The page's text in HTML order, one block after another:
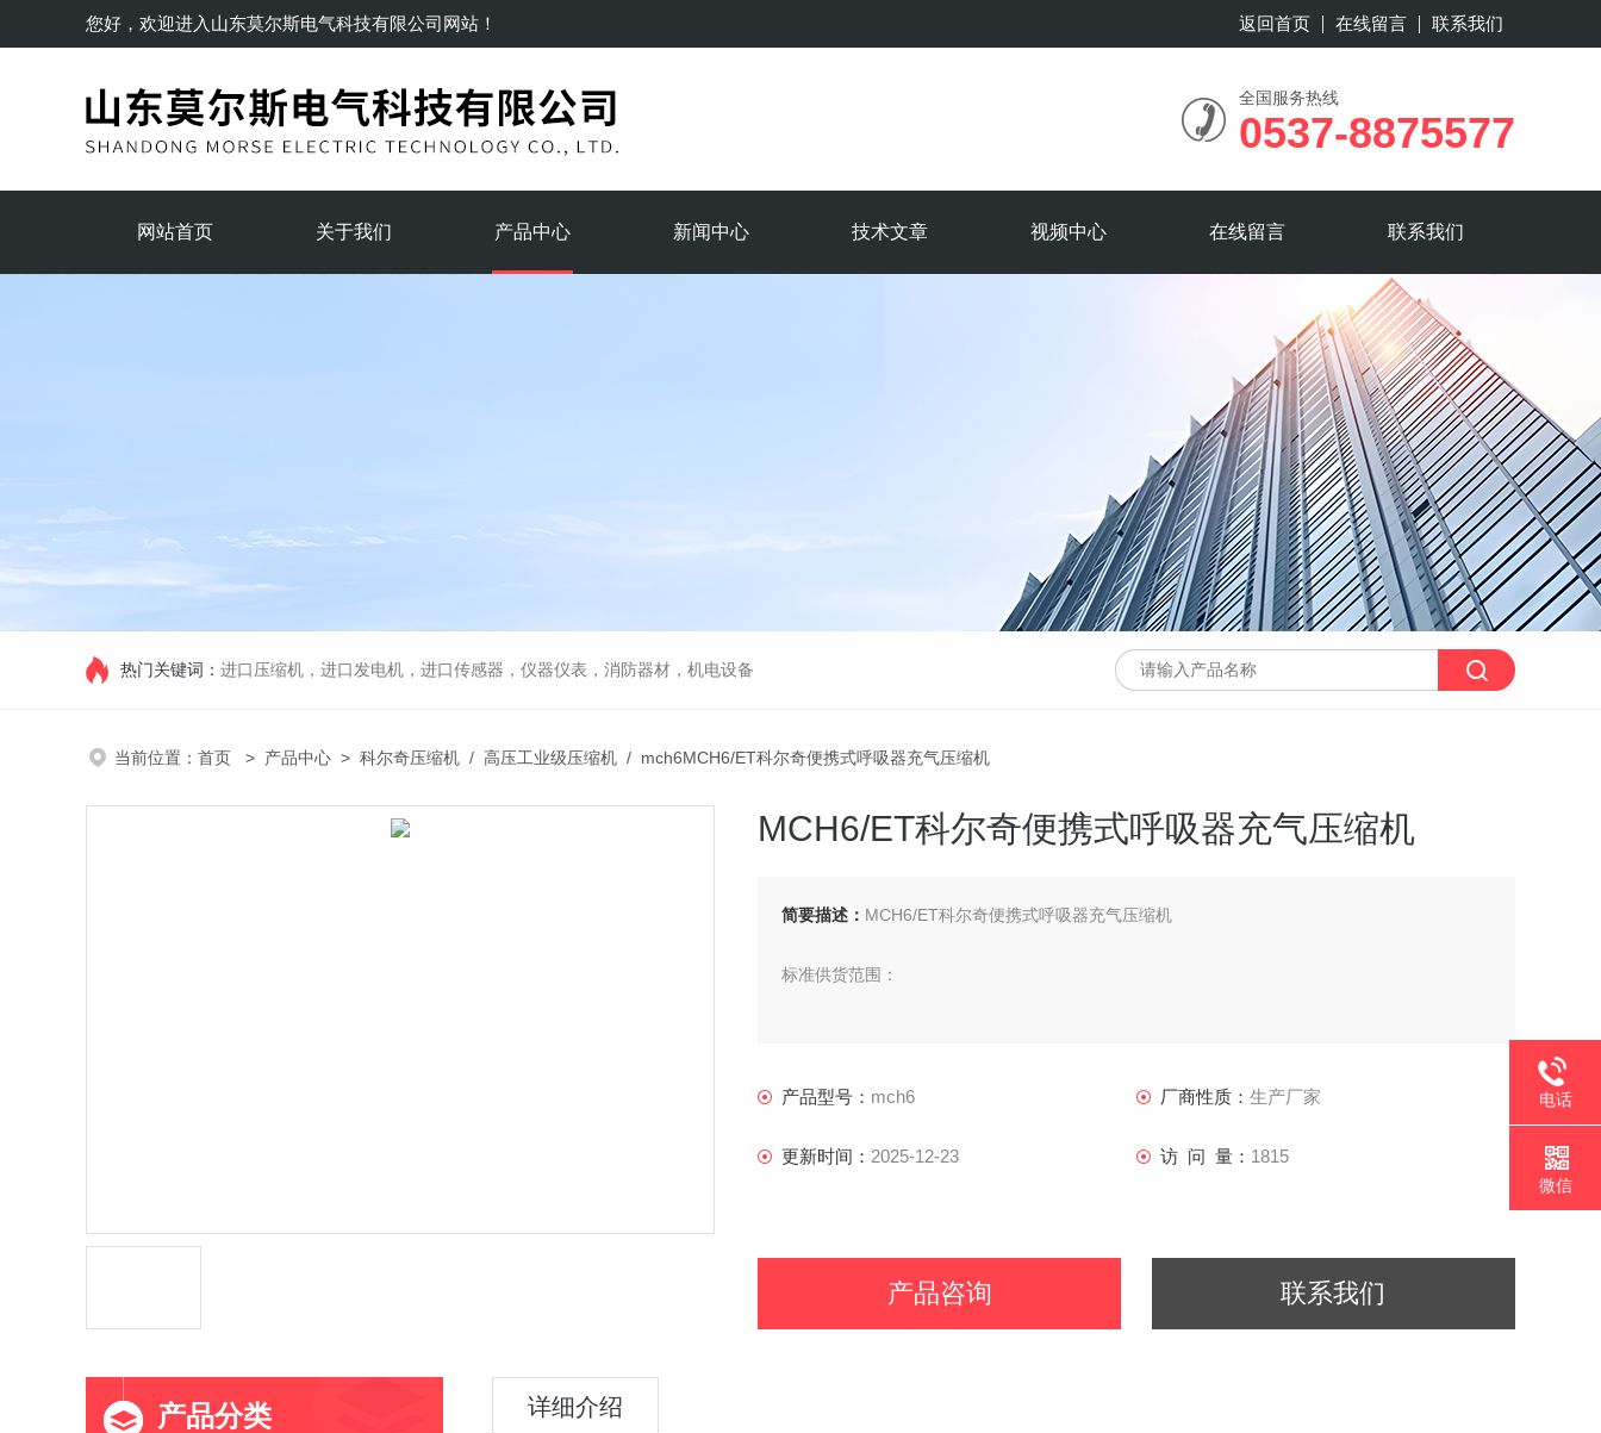
您好，欢迎进入 山东莫尔斯电气科技有限公司网站！ 返回首页 在线留言 联系我们
全国服务热线
0537-8875577
网站首页 关于我们 产品中心 新闻中心 技术文章 视频中心 在线留言 联系我们
热门关键词： 进口压缩机，进口发电机，进口传感器，仪器仪表，消防器材，机电设备
当前位置： 首页 > 产品中心 > 科尔奇压缩机 / 高压工业级压缩机 / mch6MCH6/ET科尔奇便携式呼吸器充气压缩机
MCH6/ET科尔奇便携式呼吸器充气压缩机
简要描述： MCH6/ET科尔奇便携式呼吸器充气压缩机
标准供货范围：
3KW三相电机驱动
产品型号： mch6 厂商性质： 生产厂家
更新时间： 2025-12-23 访 问 量： 1815
产品咨询 联系我们
产品分类 详细介绍
电话
微信